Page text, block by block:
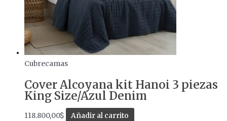
Cubrecamas
Cover Alcoyana kit Hanoi 3 piezas
King Size/Azul Denim
118.800,00$ Añadir al carrito